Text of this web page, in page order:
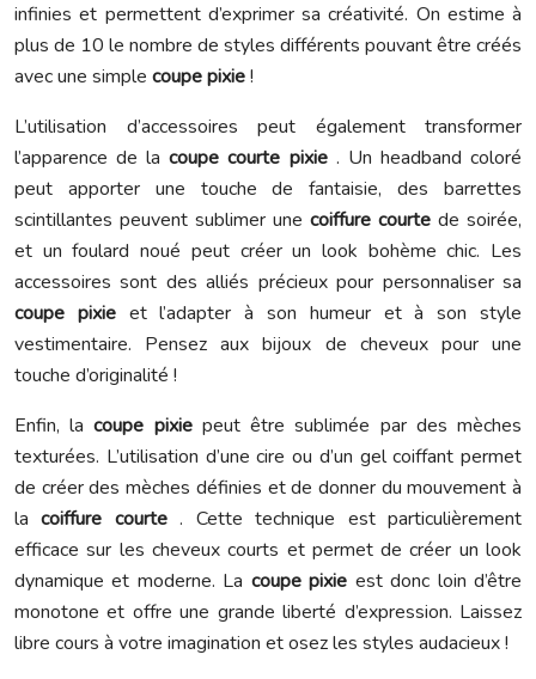
infinies et permettent d’exprimer sa créativité. On estime à
plus de 10 le nombre de styles différents pouvant être créés
avec une simple coupe pixie!
L’utilisation d’accessoires peut également transformer
l’apparence de lacoupe courte pixie . Un headband coloré
peut apporter une touche de fantaisie, des barrettes
scintillantes peuvent sublimer une coiffure courte de soirée,
et un foulard noué peut créer un look bohème chic. Les
accessoires sont des alliés précieux pour personnaliser sa
coupe pixie et l’adapter à son humeur et à son style
vestimentaire. Pensez aux bijoux de cheveux pour une
touche d’originalité !
Enfin, lacoupe pixie peut être sublimée par des mèches
texturées. L’utilisation d’une cire ou d’un gel coiffant permet
de créer des mèches définies et de donner du mouvement à
lacoiffure courte. Cette technique est particulièrement
efficace sur les cheveux courts et permet de créer un look
dynamique et moderne. La coupe pixie est donc loin d’être
monotone et offre une grande liberté d’expression. Laissez
libre cours à votre imagination et osez les styles audacieux !